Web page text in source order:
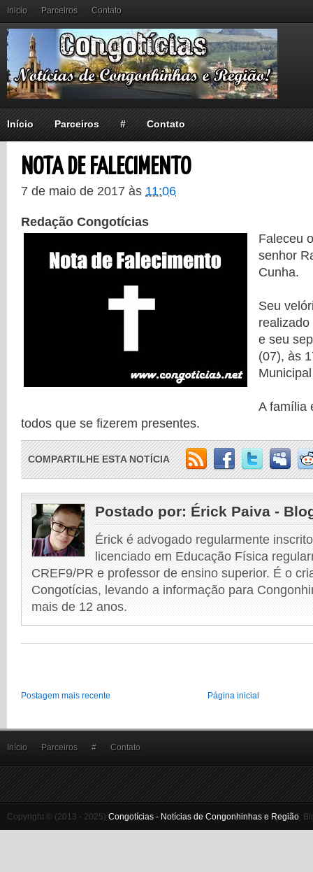
Inicio Parceiros Contato
Início Parceiros # Contato
NOTA DE FALECIMENTO
7 de maio de 2017 às 11:06
Redação Congotícias
Faleceu
senhor
Cunha.
Seu
e seu
(07), às
A família
todos que se fizerem presentes.
COMPARTILHE ESTA NOTÍCIA
Postado por: Érick Paiva -
Érick é advogado regularmente
licenciado em Educação Física
CREF9/PR e professor de ensino superior. É o
Congotícias, levando a informação para
mais de 12 anos.
Postagem mais recente Página inicial
Início Parceiros # Contato
Copyright © (2013 - 2025) Congotícias - Notícias de Congonhinhas e Região.